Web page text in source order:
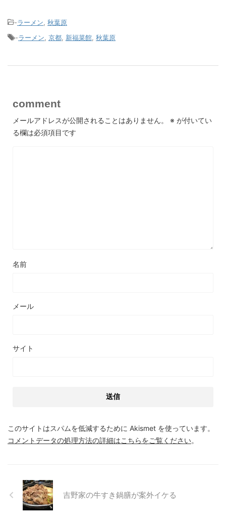
-ラーメン 秋葉原
-ラーメン 京都 新福菜館 秋葉原
comment
メールアドレスが公開されることはありません。 ※ が付いてい
る欄は必須項目です
名前
メール
サイト
このサイトはスパムを低減するために Akismet を使っています。
コメントデータの処理方法の詳細はこちらをご覧ください。
吉野家の牛すき鍋膳が案外イケる